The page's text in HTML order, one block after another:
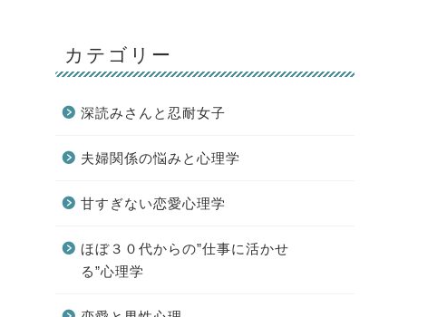
カテゴリー
深読みさんと忍耐女子
夫婦関係の悩みと心理学
甘すぎない恋愛心理学
ほぼ３０代からの”仕事に活かせ
る”心理学